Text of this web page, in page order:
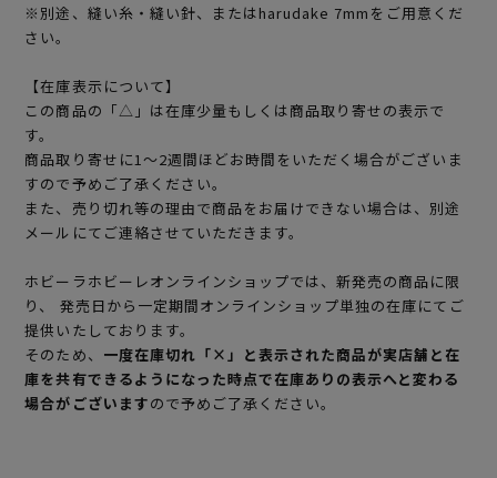
※別途、縫い糸・縫い針、またはharudake 7mmをご用意くだ
さい。
【在庫表示について】
この商品の「△」は在庫少量もしくは商品取り寄せの表示で
す。
商品取り寄せに1～2週間ほどお時間をいただく場合がございま
すので予めご了承ください。
また、売り切れ等の理由で商品をお届けできない場合は、別途
メールにてご連絡させていただきます。
ホビーラホビーレオンラインショップでは、新発売の商品に限
り、 発売日から一定期間オンラインショップ単独の在庫にてご
提供いたしております。
そのため、 一度在庫切れ「×」と表示された商品が実店舗と在
庫を共有できるようになった時点で在庫ありの表示へと変わる
場合がございますので予めご了承ください。